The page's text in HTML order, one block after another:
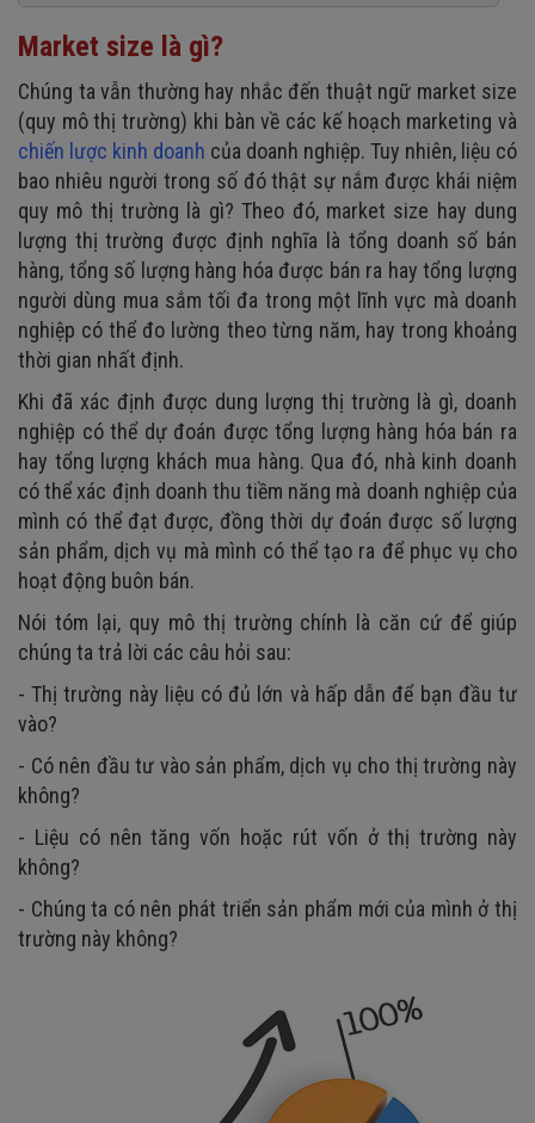
Bước 3: Dự đoán tỷ lệ thâm nhập quy mô thị trường
Bước 4: Tính toán quy mô thị trường
Khối lượng thị trường
Giá trị thị trường
Bước 5: Áp dụng và kiểm tra
Market size là gì?
Chúng ta vẫn thường hay nhắc đến thuật ngữ market size
(quy mô thị trường) khi bàn về các kế hoạch marketing và
chiến lược kinh doanh của doanh nghiệp. Tuy nhiên, liệu có
bao nhiêu người trong số đó thật sự nắm được khái niệm
quy mô thị trường là gì? Theo đó, market size hay dung
lượng thị trường được định nghĩa là tổng doanh số bán
hàng, tổng số lượng hàng hóa được bán ra hay tổng lượng
người dùng mua sắm tối đa trong một lĩnh vực mà doanh
nghiệp có thể đo lường theo từng năm, hay trong khoảng
thời gian nhất định.
Khi đã xác định được dung lượng thị trường là gì, doanh
nghiệp có thể dự đoán được tổng lượng hàng hóa bán ra
hay tổng lượng khách mua hàng. Qua đó, nhà kinh doanh
có thể xác định doanh thu tiềm năng mà doanh nghiệp của
mình có thể đạt được, đồng thời dự đoán được số lượng
sản phẩm, dịch vụ mà mình có thể tạo ra để phục vụ cho
hoạt động buôn bán.
Nói tóm lại, quy mô thị trường chính là căn cứ để giúp
chúng ta trả lời các câu hỏi sau:
- Thị trường này liệu có đủ lớn và hấp dẫn để bạn đầu tư
vào?
- Có nên đầu tư vào sản phẩm, dịch vụ cho thị trường này
không?
- Liệu có nên tăng vốn hoặc rút vốn ở thị trường này
không?
- Chúng ta có nên phát triển sản phẩm mới của mình ở thị
trường này không?